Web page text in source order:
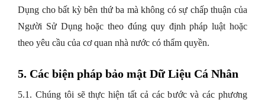
Dụng cho bất kỳ bên thứ ba mà không có sự chấp thuận của
Người Sử Dụng hoặc theo đúng quy định pháp luật hoặc
theo yêu cầu của cơ quan nhà nước có thẩm quyền.
5. Các biện pháp bảo mật Dữ Liệu Cá Nhân
5.1. Chúng tôi sẽ thực hiện tất cả các bước và các phương